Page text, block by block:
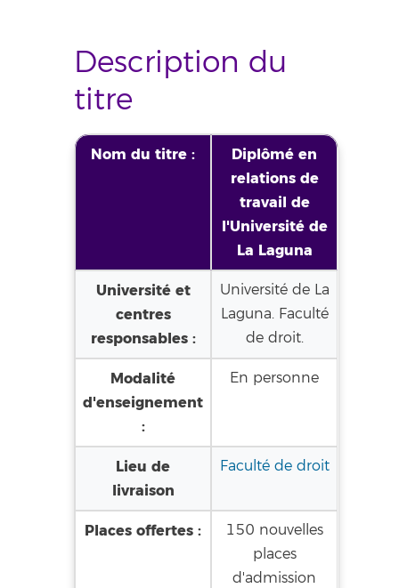
Description du
titre
Nom du titre :
Diplômé en
relations de
travail de
l'Université de
La Laguna
Université et
centres
responsables :
Université de La
Laguna. Faculté
de droit.
Modalité
d'enseignement
:
En personne
Lieu de
livraison
Faculté de droit
Places offertes :
150 nouvelles
places
d'admission